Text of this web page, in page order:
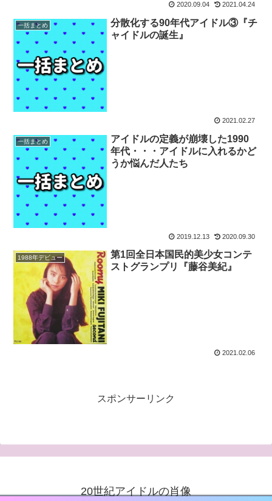
2020.09.04 2021.04.24
一括まとめ
分散化する90年代アイドル③『チ
ャイドルの誕生』
2021.02.27
一括まとめ
アイドルの定義が崩壊した1990
年代・・・アイドルに入れるかど
うか悩んだ人たち
2019.12.13 2020.09.30
1988年デビュー
第1回全日本国民的美少女コンテ
ストグランプリ『藤谷美紀』
2021.02.06
スポンサーリンク
20世紀アイドルの肖像